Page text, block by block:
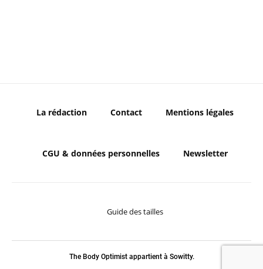
La rédaction Contact Mentions légales
CGU & données personnelles Newsletter
Guide des tailles
The Body Optimist appartient à Sowitty.